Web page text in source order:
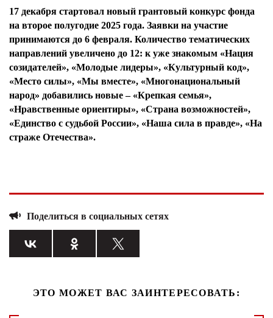
17 декабря стартовал новый грантовый конкурс фонда
на второе полугодие 2025 года. Заявки на участие
принимаются до 6 февраля. Количество тематических
направлений увеличено до 12: к уже знакомым «Нация
созидателей», «Молодые лидеры», «Культурный код»,
«Место силы», «Мы вместе», «Многонациональный
народ» добавились новые – «Крепкая семья»,
«Нравственные ориентиры», «Страна возможностей»,
«Единство с судьбой России», «Наша сила в правде», «На
страже Отечества».
Поделиться в социальных сетях
ЭТО МОЖЕТ ВАС ЗАИНТЕРЕСОВАТЬ: